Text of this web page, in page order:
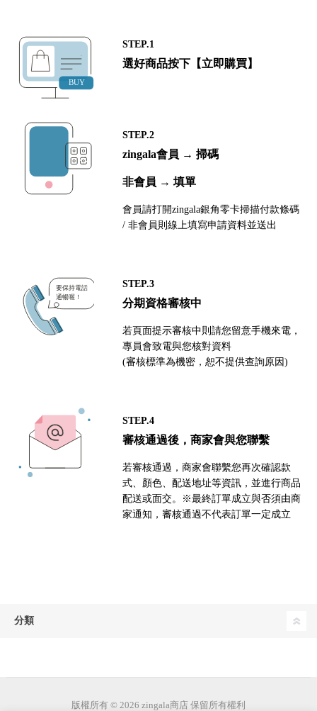
STEP.1
選好商品按下【立即購買】
STEP.2
zingala會員 → 掃碼
非會員 → 填單
會員請打開zingala銀角零卡掃描付款條碼
/ 非會員則線上填寫申請資料並送出
STEP.3
分期資格審核中
若頁面提示審核中則請您留意手機來電，
專員會致電與您核對資料
(審核標準為機密，恕不提供查詢原因)
STEP.4
審核通過後，商家會與您聯繫
若審核通過，商家會聯繫您再次確認款
式、顏色、配送地址等資訊，並進行商品
配送或面交。※最終訂單成立與否須由商
家通知，審核通過不代表訂單一定成立
分類
版權所有 © 2026 zingala商店 保留所有權利